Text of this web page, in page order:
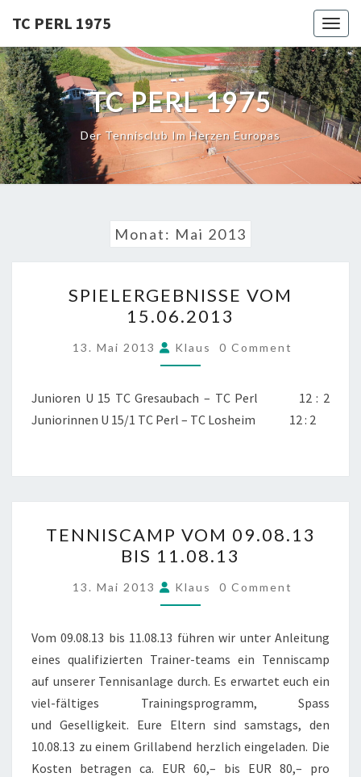
content
TC PERL 1975
TC PERL 1975
Der Tennisclub Im Herzen Europas
Monat: Mai 2013
VOM
15.06.2013
SPIELERGEBNISSE VOM
15.06.2013
13. Mai 2013 Klaus COMMENTS
0 Comment
Junioren U 15 TC Gresaubach – TC Perl 12 : 2
Juniorinnen U 15/1 TC Perl – TC Losheim 12 : 2
VOM
09.08.13
BIS
11.08.13
TENNISCAMP VOM 09.08.13
BIS 11.08.13
13. Mai 2013 Klaus COMMENTS
0 Comment
Vom 09.08.13 bis 11.08.13 führen wir unter Anleitung
eines qualifizierten Trainer-teams ein Tenniscamp
auf unserer Tennisanlage durch. Es erwartet euch ein
viel-fältiges Trainingsprogramm, Spass
und Geselligkeit. Eure Eltern sind samstags, den
10.08.13 zu einem Grillabend herzlich eingeladen. Die
Kosten betragen ca. EUR 60,– bis EUR 80,– pro